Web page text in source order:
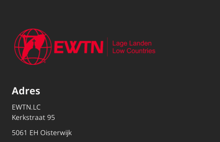
Adres
EWTN.LC
Kerkstraat 95
5061 EH Oisterwijk